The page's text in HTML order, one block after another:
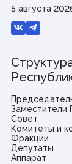
5 августа
Заместители
Совет
Комитеты и
Фракции
Депутаты
Аппарат